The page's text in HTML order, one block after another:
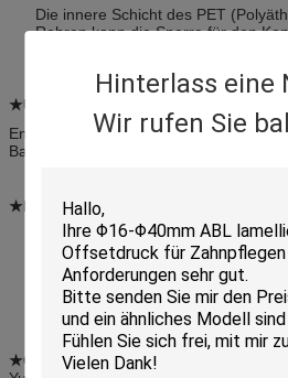
Hinterlass eine
Wir rufen Sie
Die innere Schicht des PET
Rohren kann die Sperre für den
★Usage:
Enthäuten Sie Heilung, den Fuß des
Babywindelhautausschlag.
★Feature:
Die lamellierten Rohre nehmen
abschleifendem Widerstand an.
einer sauberen Umwelt und mit
produziert. Es gibt einen
des Auftrittes und der Funktionalität
★Customer Marke:Pfizer,